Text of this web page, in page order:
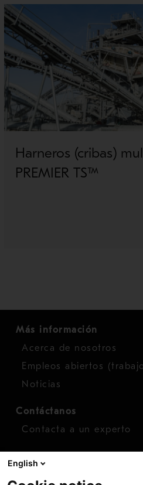
Harneros (cribas)
PREMIER TS™
Más información
Acerca de nosotros
Empleos abiertos
Noticias
Contáctanos
Contacta a un experto
English